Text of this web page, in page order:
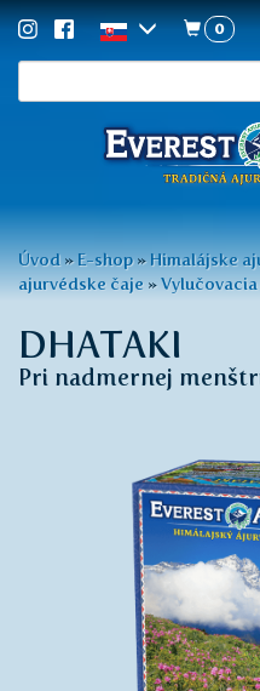
na
0
Nachádzate
sa
tu
Úvod » E-shop » Himalájske
ajurvédske čaje »Vylučovacia
DHATAKI
Pri nadmernej